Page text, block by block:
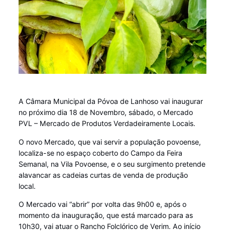
A Câmara Municipal da Póvoa de Lanhoso vai inaugurar
no próximo dia 18 de Novembro, sábado, o Mercado
PVL – Mercado de Produtos Verdadeiramente Locais.
O novo Mercado, que vai servir a população povoense,
localiza-se no espaço coberto do Campo da Feira
Semanal, na Vila Povoense, e o seu surgimento pretende
alavancar as cadeias curtas de venda de produção
local.
O Mercado vai “abrir” por volta das 9h00 e, após o
momento da inauguração, que está marcado para as
10h30, vai atuar o Rancho Folclórico de Verim. Ao início